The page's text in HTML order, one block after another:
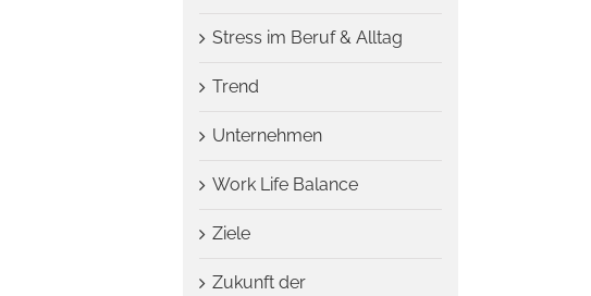
Stress im Beruf & Alltag
Trend
Unternehmen
Work Life Balance
Ziele
Zukunft der